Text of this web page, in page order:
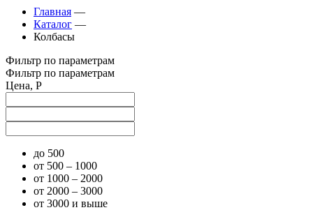
Главная —
Каталог —
Колбасы
Фильтр по параметрам
Фильтр по параметрам
Цена, Р
до 500
от 500 – 1000
от 1000 – 2000
от 2000 – 3000
от 3000 и выше